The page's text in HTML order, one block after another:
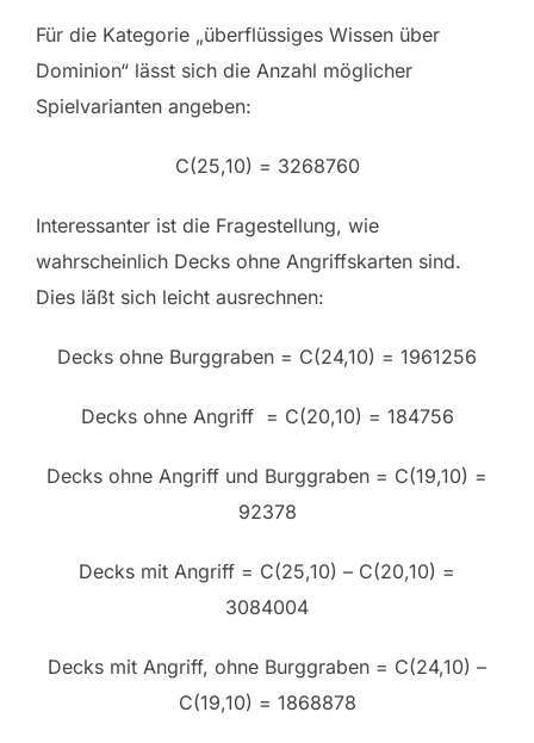
Für die Kategorie „überflüssiges Wissen über
Dominion“ lässt sich die Anzahl möglicher
Spielvarianten angeben:
C(25,10) = 3268760
Interessanter ist die Fragestellung, wie
wahrscheinlich Decks ohne Angriffskarten sind.
Dies läßt sich leicht ausrechnen:
Decks ohne Burggraben = C(24,10) = 1961256
Decks ohne Angriff = C(20,10) = 184756
Decks ohne Angriff und Burggraben = C(19,10) =
92378
Decks mit Angriff = C(25,10) – C(20,10) =
3084004
Decks mit Angriff, ohne Burggraben = C(24,10) –
C(19,10) = 1868878